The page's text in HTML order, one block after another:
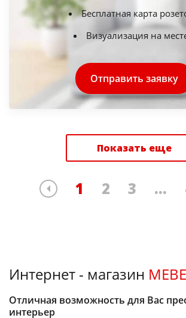
Бесплатная карта
Визуализация на
Отправить заявку
Показать еще
1 2 3 ...
Интернет - магазин
Отличная возможность для Вас
интерьер